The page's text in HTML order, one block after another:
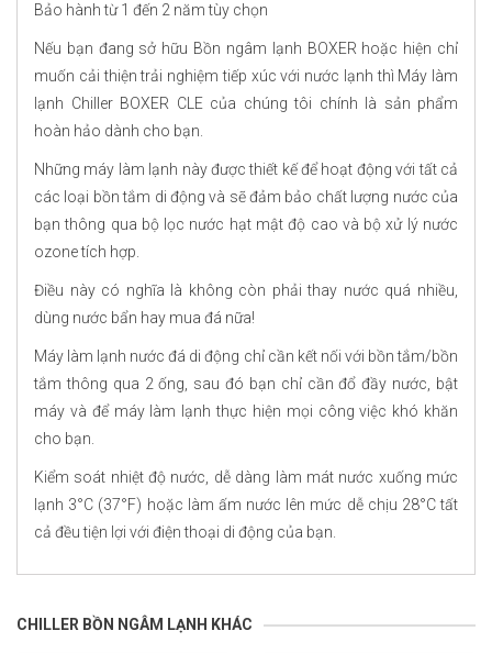
Bảo hành từ 1 đến 2 năm tùy chọn
Nếu bạn đang sở hữu Bồn ngâm lạnh BOXER hoặc hiện chỉ
muốn cải thiện trải nghiệm tiếp xúc với nước lạnh thì Máy làm
lạnh Chiller BOXER CLE của chúng tôi chính là sản phẩm
hoàn hảo dành cho bạn.
Những máy làm lạnh này được thiết kế để hoạt động với tất cả
các loại bồn tắm di động và sẽ đảm bảo chất lượng nước của
bạn thông qua bộ lọc nước hạt mật độ cao và bộ xử lý nước
ozone tích hợp.
Điều này có nghĩa là không còn phải thay nước quá nhiều,
dùng nước bẩn hay mua đá nữa!
Máy làm lạnh nước đá di động chỉ cần kết nối với bồn tắm/bồn
tắm thông qua 2 ống, sau đó bạn chỉ cần đổ đầy nước, bật
máy và để máy làm lạnh thực hiện mọi công việc khó khăn
cho bạn.
Kiểm soát nhiệt độ nước, dễ dàng làm mát nước xuống mức
lạnh 3°C (37°F) hoặc làm ấm nước lên mức dễ chịu 28°C tất
cả đều tiện lợi với điện thoại di động của bạn.
CHILLER BỒN NGÂM LẠNH KHÁC